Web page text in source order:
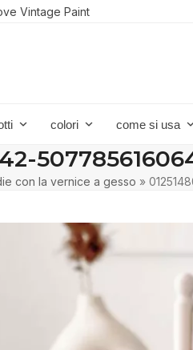
Vintage Paint
colori come si usa
con la vernice a gesso »